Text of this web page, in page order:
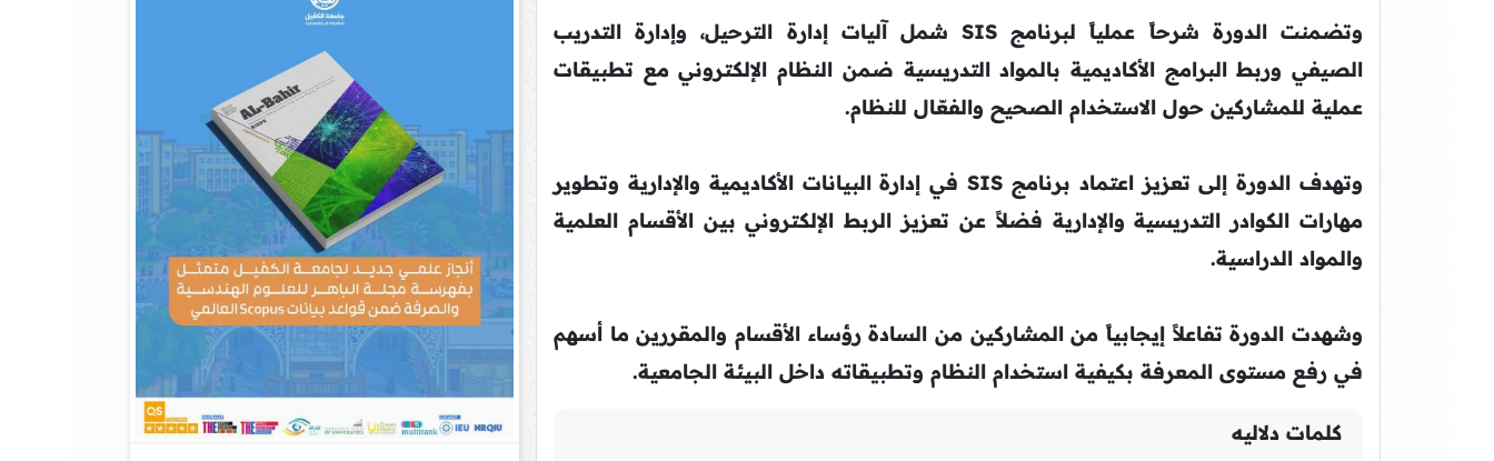
وتضمنت الدورة شرحاً عملياً لبرنامج SIS شمل آليات إدارة الترحيل، وإدارة التدريب
الصيفي وربط البرامج الأكاديمية بالمواد التدريسية ضمن النظام الإلكتروني مع تطبيقات
عملية للمشاركين حول الاستخدام الصحيح والفعّال للنظام.
وتهدف الدورة إلى تعزيز اعتماد برنامج SIS في إدارة البيانات الأكاديمية والإدارية وتطوير
مهارات الكوادر التدريسية والإدارية فضلاً عن تعزيز الربط الإلكتروني بين الأقسام العلمية
والمواد الدراسية.
وشهدت الدورة تفاعلاً إيجابياً من المشاركين من السادة رؤساء الأقسام والمقررين ما أسهم
في رفع مستوى المعرفة بكيفية استخدام النظام وتطبيقاته داخل البيئة الجامعية.
كلمات دلاليه